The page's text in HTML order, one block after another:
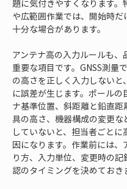
題に気付きやすくなります。
や広範囲作業では、開始時だ
十分な場合があります。
アンテナ高の入力ルールも、
重要な項目です。GNSS測量
の高さを正しく入力しないと
に誤差が生じます。ポールの
ナ基準位置、斜距離と鉛直距
具の高さ、機器構成の変更な
していないと、担当者ごとに
因になります。作業前には、
り方、入力単位、変更時の
認のタイミングを決めておき